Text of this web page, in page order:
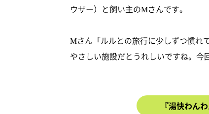
ウザー）と飼い主のMさんです。
Mさん「ルルとの旅行に少しずつ慣れ
やさしい施設だとうれしいですね。今
『湯快わん